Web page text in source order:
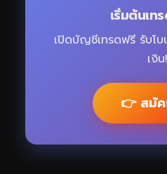
เริ่มต้นเท
เปิดบัญชีเทรดฟรี รับโ
เงิน!
👉 สมัค